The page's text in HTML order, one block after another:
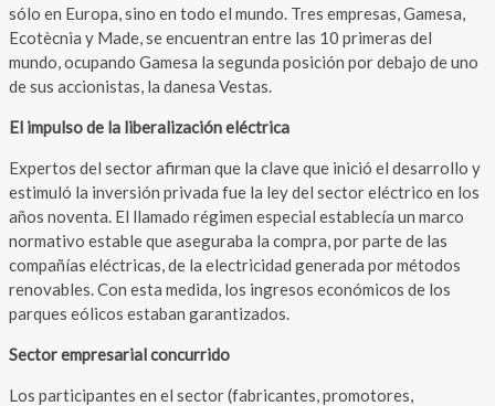
sólo en Europa, sino en todo el mundo. Tres empresas, Gamesa,
Ecotècnia y Made, se encuentran entre las 10 primeras del
mundo, ocupando Gamesa la segunda posición por debajo de uno
de sus accionistas, la danesa Vestas.
El impulso de la liberalización eléctrica
Expertos del sector afirman que la clave que inició el desarrollo y
estimuló la inversión privada fue la ley del sector eléctrico en los
años noventa. El llamado régimen especial establecía un marco
normativo estable que aseguraba la compra, por parte de las
compañías eléctricas, de la electricidad generada por métodos
renovables. Con esta medida, los ingresos económicos de los
parques eólicos estaban garantizados.
Sector empresarial concurrido
Los participantes en el sector (fabricantes, promotores,